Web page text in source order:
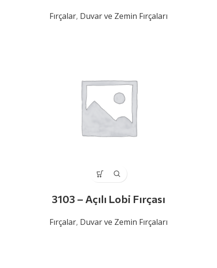
Fırçalar, Duvar ve Zemin Fırçaları
3103 – Açılı Lobi Fırçası
Fırçalar, Duvar ve Zemin Fırçaları